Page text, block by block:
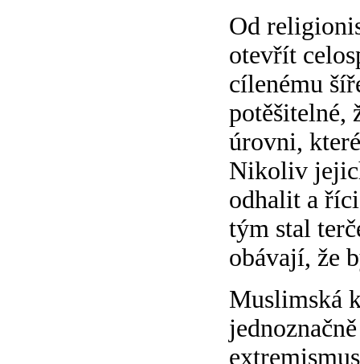
Od
otevřít
cílenému
potěšitelné,
úrovni,
Nikoliv
odhalit a
tým stal
obávají, že
Muslimská